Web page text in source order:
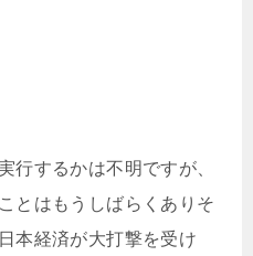
行するかは不明ですが、
とはもうしばらくありそ
本経済が大打撃を受け